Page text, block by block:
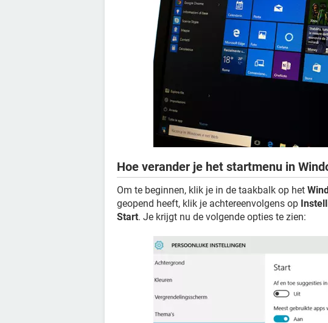
Hoe verander je het startmenu in
Om te beginnen, klik je in de taakbalk op het
geopend heeft, klik je achtereenvolgens op
Start. Je krijgt nu de volgende opties te zien: